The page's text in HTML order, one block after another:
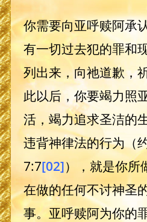
你需要向亚呼赎阿承
有一切过去犯的罪和
列出来，向祂道歉，
此以后，你要竭力照
活，竭力追求圣洁的
违背神律法的行为（
7:7[02]），就是你所
在做的任何不讨神圣
事。亚呼赎阿为你的